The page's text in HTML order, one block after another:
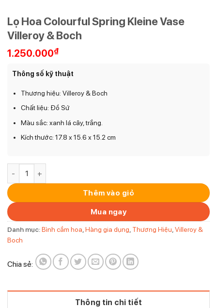
Lọ Hoa Colourful Spring Kleine Vase
Villeroy & Boch
1.250.000₫
Thông số kỹ thuật
Thương hiệu: Villeroy & Boch
Chất liệu: Đồ Sứ
Màu sắc: xanh lá cây, trắng.
Kích thước: ‎17.8 x 15.6 x 15.2 cm
Lọ Hoa Colourful Spring Kleine Vase Villeroy & Boch số lượng
Thêm vào giỏ
Mua ngay
Danh mục:Bình cắm hoa Hàng gia dụng Thương Hiệu Villeroy &
Boch
Chia sẻ:
Thông tin chi tiết